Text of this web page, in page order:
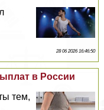
28 06 2026 16:46:50
в России
тем,